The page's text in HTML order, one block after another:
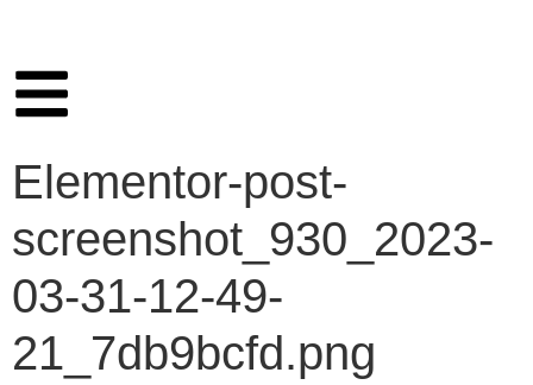
Elementor-post-
screenshot_930_2023-
03-31-12-49-
21_7db9bcfd.png